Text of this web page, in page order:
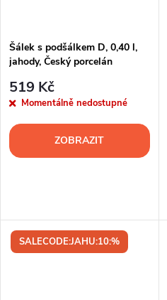
Šálek s podšálkem D, 0,40 l,
jahody, Český porcelán
519 Kč
Momentálně nedostupné
ZOBRAZIT
SALECODE:JAHU:10:%